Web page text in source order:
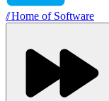
//Home of Software